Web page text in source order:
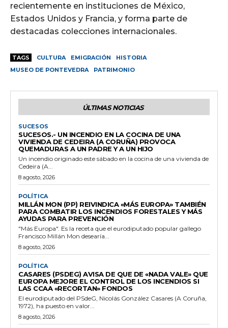
recientemente en instituciones de México,
Estados Unidos y Francia, y forma parte de
destacadas colecciones internacionales.
TAGS CULTURA EMIGRACIÓN
HISTORIA
MUSEO DE PONTEVEDRA
PATRIMONIO
ÚLTIMAS NOTICIAS
SUCESOS
SUCESOS.- UN INCENDIO EN LA COCINA DE UNA
VIVIENDA DE CEDEIRA (A CORUÑA) PROVOCA
QUEMADURAS A UN PADRE Y A UN HIJO
Un incendio originado este sábado en la cocina de una vivienda de
Cedeira (A...
8 agosto, 2026
POLÍTICA
MILLÁN MON (PP) REIVINDICA «MÁS EUROPA» TAMBIÉN
PARA COMBATIR LOS INCENDIOS FORESTALES Y MÁS
AYUDAS PARA PREVENCIÓN
"Más Europa". Es la receta que el eurodiputado popular gallego
Francisco Millán Mon desearía...
8 agosto, 2026
POLÍTICA
CASARES (PSDEG) AVISA DE QUE DE «NADA VALE» QUE
EUROPA MEJORE EL CONTROL DE LOS INCENDIOS SI
LAS CCAA «RECORTAN» FONDOS
El eurodiputado del PSdeG, Nicolás González Casares (A Coruña,
1972), ha puesto en valor...
8 agosto, 2026